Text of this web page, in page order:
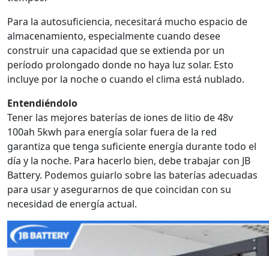
Para la autosuficiencia, necesitará mucho espacio de
almacenamiento, especialmente cuando desee
construir una capacidad que se extienda por un
período prolongado donde no haya luz solar. Esto
incluye por la noche o cuando el clima está nublado.
Entendiéndolo
Tener las mejores baterías de iones de litio de 48v
100ah 5kwh para energía solar fuera de la red
garantiza que tenga suficiente energía durante todo el
día y la noche. Para hacerlo bien, debe trabajar con JB
Battery. Podemos guiarlo sobre las baterías adecuadas
para usar y asegurarnos de que coincidan con su
necesidad de energía actual.